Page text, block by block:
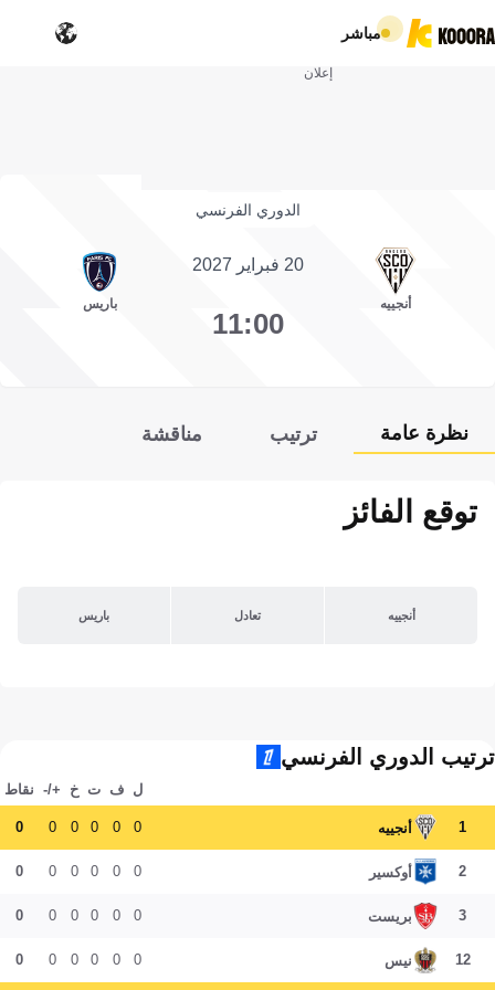
مباشر
إعلان
الدوري الفرنسي
أنجييه
20 فبراير 2027
11:00
باريس
نظرة عامة ترتيب مناقشة
توقع الفائز
أنجييه تعادل باريس
ترتيب الدوري الفرنسي
ل ف ت خ +/- نقاط
1 أنجييه 0
0
0
0
0
0
2 أوكسير 0
0
0
0
0
0
3 بريست 0
0
0
0
0
0
12 نيس 0
0
0
0
0
0